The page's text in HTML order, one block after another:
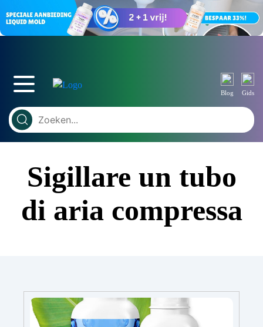
Blog Gids
Sigillare un tubo
di aria compressa